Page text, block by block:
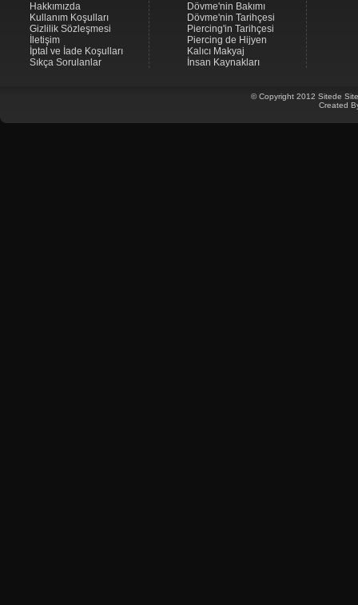
Hakkımızda
Kullanım Koşulları
Gizlilik Sözleşmesi
İletişim
İptal ve İade Koşulları
Sıkça Sorulanlar
© Copyright 2012 Sitede
Created
Dövme'nin Bakımı
Dövme'nin Tarihçesi
Piercing'in Tarihçesi
Piercing de Hijyen
Kalıcı Makyaj
İnsan Kaynakları